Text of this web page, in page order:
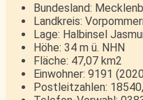
Bundesland:
Landkreis:
Lage: Halbinsel
Höhe: 34 m ü. NHN
Fläche: 47,07 km2
Einwohner: 9191
Postleitzahlen: